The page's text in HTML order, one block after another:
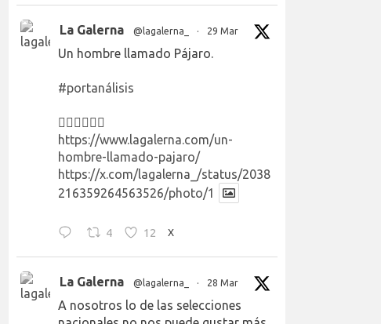
La Galerna @lagalerna_ · 29 Mar
Un hombre llamado Pájaro.
#portanálisis
👉🏻👉🏻👉🏻
https://www.lagalerna.com/un-
hombre-llamado-pajaro/
https://x.com/lagalerna_/status/2038
216359264563526/photo/1
4 12 X
La Galerna @lagalerna_ · 28 Mar
A nosotros lo de las selecciones